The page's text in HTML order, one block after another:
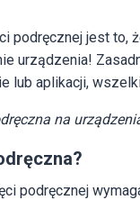
podręcznej jest to,
urządzenia!
lub aplikacji,
na
podręcznej